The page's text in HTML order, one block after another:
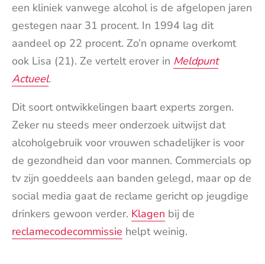
een kliniek vanwege alcohol is de afgelopen jaren
gestegen naar 31 procent. In 1994 lag dit
aandeel op 22 procent. Zo’n opname overkomt
ook Lisa (21). Ze vertelt erover in Meldpunt
Actueel.
Dit soort ontwikkelingen baart experts zorgen.
Zeker nu steeds meer onderzoek uitwijst dat
alcoholgebruik voor vrouwen schadelijker is voor
de gezondheid dan voor mannen. Commercials op
tv zijn goeddeels aan banden gelegd, maar op de
social media gaat de reclame gericht op jeugdige
drinkers gewoon verder. Klagen bij de
reclamecodecommissie helpt weinig.